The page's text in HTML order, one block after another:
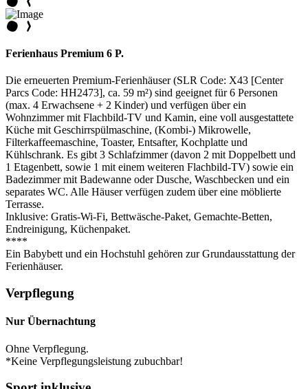
Ferienhaus Premium 6 P.
Die erneuerten Premium-Ferienhäuser (SLR Code: X43 [Center
Parcs Code: HH2473], ca. 59 m²) sind geeignet für 6 Personen
(max. 4 Erwachsene + 2 Kinder) und verfügen über ein
Wohnzimmer mit Flachbild-TV und Kamin, eine voll ausgestattete
Küche mit Geschirrspülmaschine, (Kombi-) Mikrowelle,
Filterkaffeemaschine, Toaster, Entsafter, Kochplatte und
Kühlschrank. Es gibt 3 Schlafzimmer (davon 2 mit Doppelbett und
1 Etagenbett, sowie 1 mit einem weiteren Flachbild-TV) sowie ein
Badezimmer mit Badewanne oder Dusche, Waschbecken und ein
separates WC. Alle Häuser verfügen zudem über eine möblierte
Terrasse.
Inklusive: Gratis-Wi-Fi, Bettwäsche-Paket, Gemachte-Betten,
Endreinigung, Küchenpaket.
****
Ein Babybett und ein Hochstuhl gehören zur Grundausstattung der
Ferienhäuser.
Verpflegung
Nur Übernachtung
Ohne Verpflegung.
*Keine Verpflegungsleistung zubuchbar!